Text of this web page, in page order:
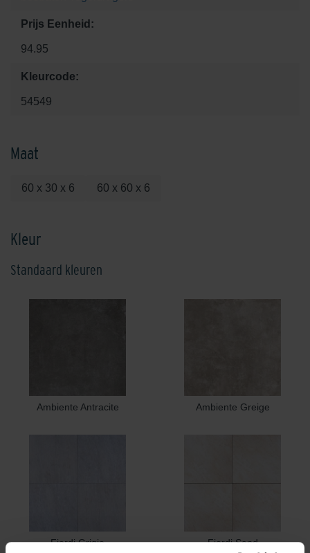
Prijs Eenheid:
94.95
Kleurcode:
54549
Maat
60 x 30 x 6 60 x 60 x 6
Kleur
Standaard kleuren
Ambiente Antracite Ambiente Greige
Fiordi Grigio Fiordi Sand